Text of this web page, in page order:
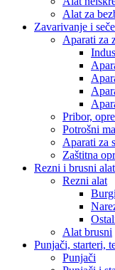
Alat za
Zavarivanje i
Aparati za
Pribor,
Potrošni
Aparati za
Zaštitna
Rezni i brusni alat
Rezni alat
Alat brusni
Punjači, starteri,
Punjači